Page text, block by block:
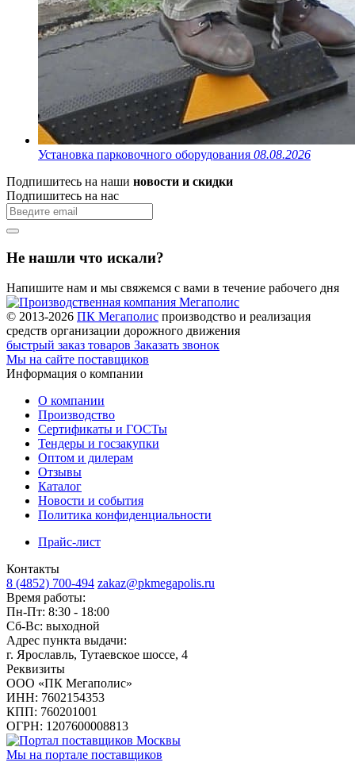
Установка парковочного оборудования 08.08.2026
Подпишитесь на наши новости и скидки
Подпишитесь на нас
Не нашли что искали?
Напишите нам и мы свяжемся с вами в течение рабочего дня
© 2013-2026 ПК Мегаполис производство и реализация
средств организации дорожного движения
быстрый заказ товаров Заказать звонок
Мы на сайте поставщиков
Информация о компании
О компании
Производство
Сертификаты и ГОСТы
Тендеры и госзакупки
Оптом и дилерам
Отзывы
Каталог
Новости и события
Политика конфиденциальности
Прайс-лист
Контакты
8 (4852) 700-494 zakaz@pkmegapolis.ru
Время работы:
Пн-Пт: 8:30 - 18:00
Сб-Вс: выходной
Адрес пункта выдачи:
г. Ярославль, Тутаевское шоссе, 4
Реквизиты
ООО «ПК Мегаполис»
ИНН: 7602154353
КПП: 760201001
ОГРН: 1207600008813
Мы на портале поставщиков